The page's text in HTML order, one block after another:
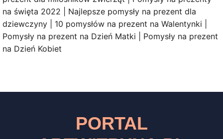
na święta 2022 | Najlepsze pomysły na prezent dla
dziewczyny | 10 pomysłów na prezent na Walentynki |
Pomysły na prezent na Dzień Matki | Pomysły na prezent
na Dzień Kobiet
PORTAL